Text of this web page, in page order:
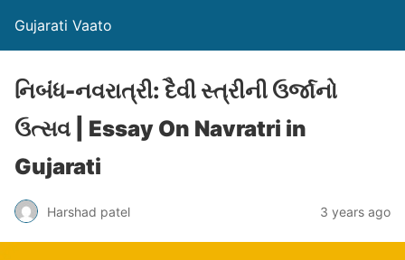
Gujarati Vaato
નિબંંધ-નવરાત્રી: દૈવી સ્ત્રીની ઉર્જાનો
ઉત્સવ | Essay On Navratri in
Gujarati
Harshad patel 3 years ago